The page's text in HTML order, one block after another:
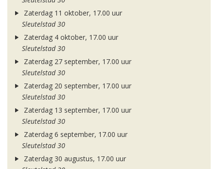
Zaterdag 11 oktober, 17.00 uur
Sleutelstad 30
Zaterdag 4 oktober, 17.00 uur
Sleutelstad 30
Zaterdag 27 september, 17.00 uur
Sleutelstad 30
Zaterdag 20 september, 17.00 uur
Sleutelstad 30
Zaterdag 13 september, 17.00 uur
Sleutelstad 30
Zaterdag 6 september, 17.00 uur
Sleutelstad 30
Zaterdag 30 augustus, 17.00 uur